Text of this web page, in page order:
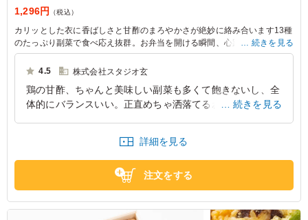
1,296円 （税込）
カリッとした衣に香ばしさと甘酢のまろやかさが絶妙に絡み合います13種
のたっぷり副菜で食べ応え抜群。お弁当を開ける瞬間、心踊る美味しさが
待っています。
続きを見る
4.5 株式会社スタジオ玄
鶏の甘酢、ちゃんと美味しい副菜も多くて飽きないし、全
体的にバランスいい。正直めちゃ洒落てるわけじゃないけ
東京都中央区日本橋茅場町2026/03/30
続きを見る
詳細を見る
注文をする